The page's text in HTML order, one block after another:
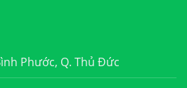
Phước, Q. Thủ Đức